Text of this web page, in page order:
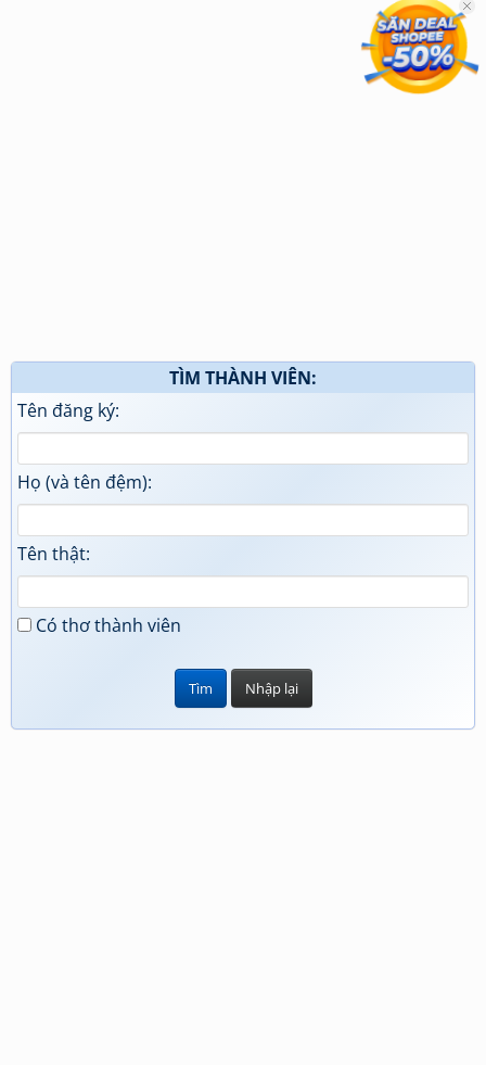
TÌM THÀNH VIÊN:
Tên đăng ký:
Họ (và tên đệm):
Tên thật:
Có thơ thành viên